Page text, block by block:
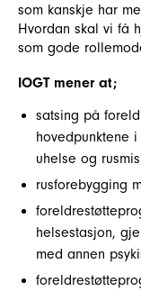
som kanskje har
Hvordan skal vi få
som gode
IOGT mener at;
satsing på
hovedpunktene
uhelse og
rusforebygging
helsestasjon,
med annen